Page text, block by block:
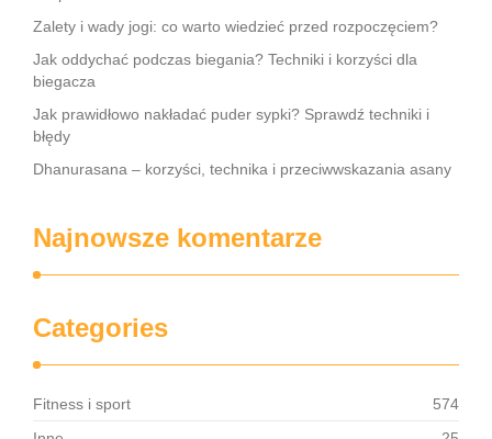
Zalety i wady jogi: co warto wiedzieć przed rozpoczęciem?
Jak oddychać podczas biegania? Techniki i korzyści dla
biegacza
Jak prawidłowo nakładać puder sypki? Sprawdź techniki i
błędy
Dhanurasana – korzyści, technika i przeciwwskazania asany
Najnowsze komentarze
Categories
Fitness i sport
574